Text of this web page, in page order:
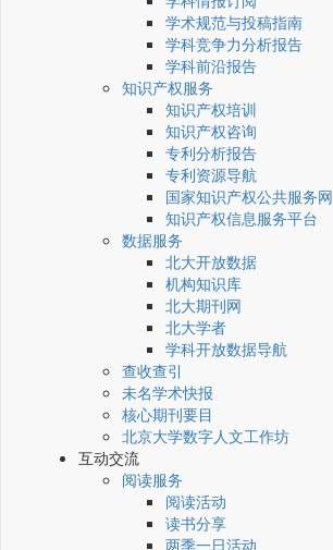
学术规范与投稿指南
学科竞争力分析报告
学科前沿报告
知识产权服务
知识产权培训
知识产权咨询
专利分析报告
专利资源导航
国家知识产权公共服务网
知识产权信息服务平台
数据服务
北大开放数据
机构知识库
北大期刊网
北大学者
学科开放数据导航
查收查引
未名学术快报
核心期刊要目
北京大学数字人文工作坊
互动交流
阅读服务
阅读活动
读书分享
两季一日活动